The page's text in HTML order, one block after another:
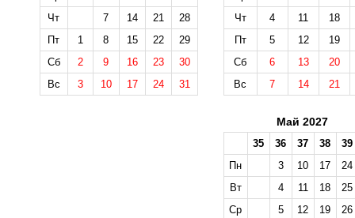
Чт
7 14 21
28
Пт
1 8 15 22
29
Сб
2 9 16 23
30
Вс
3 10 17 24 31
Чт
4 11
18
Пт
5 12
19
Сб
6 13
20
Вс
7 14 21
Май 2027
35 36 37 38
39
Пн
3 10 17
24
Вт
4 11 18
25
Ср
5 12 19
26